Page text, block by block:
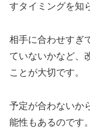
すタイミングを知
相手に合わせすぎ
ていないかなど、
ことが大切です。
予定が合わないか
能性もあるのです。